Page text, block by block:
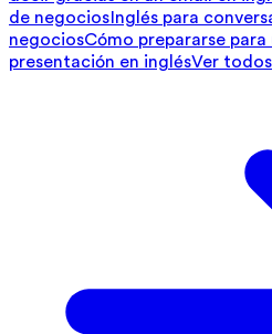
de negociosInglés para
negociosCómo prepararse
presentación en inglésVer todos